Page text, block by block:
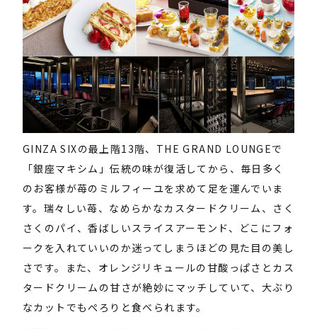
GINZA SIXの最上階13階、THE GRAND LOUNGEで
「銀座マキシム」伝統の味が復活してから、毎日多く
のお客様が苺のミルフィーユを求めて足を運んでいま
す。瑞々しい苺、なめらかなカスタードクリーム、さく
さくのパイ、香ばしいスライスアーモンド、どこにフォ
ークを入れていいのか迷ってしまうほどの見た目の美し
さです。また、オレンジリキュールの甘酸っぱさとカス
タードクリームの甘さが絶妙にマッチしていて、大ぶり
なカットでもぺろりと食べられます。